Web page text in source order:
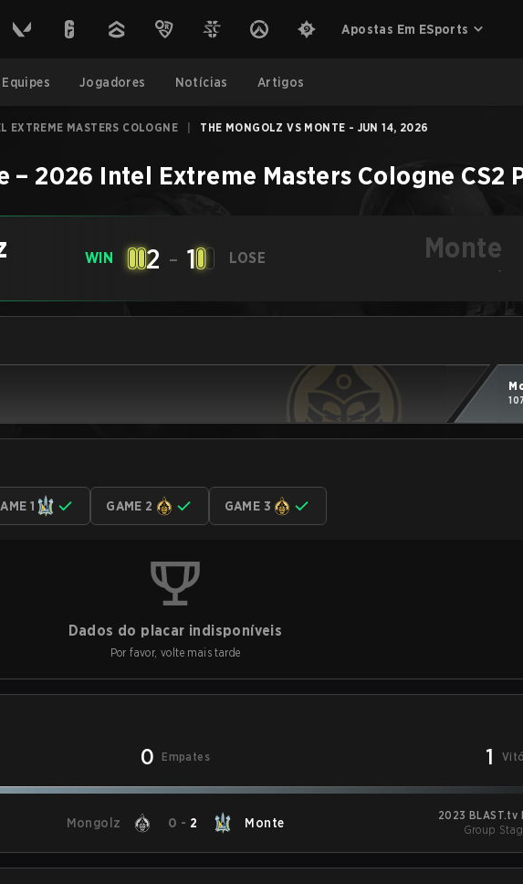
Apostas Em ESports
Equipes Jogadores Notícias Artigos
EXTREME MASTERS COLOGNE THE MONGOLZ VS MONTE - JUN 14, 2026
– 2026 Intel Extreme Masters Cologne CS2
WIN 2 - 1 LOSE Monte
-
1 GAME 2 GAME 3
Dados do placar indisponíveis
Por favor, volte mais tarde
0 Empates 1
Mongolz 0 - 2 Monte
2023 BLAST.tv
Group